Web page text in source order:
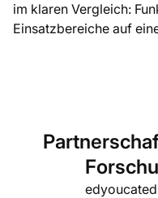
im klaren Vergleich:
Einsatzbereiche auf